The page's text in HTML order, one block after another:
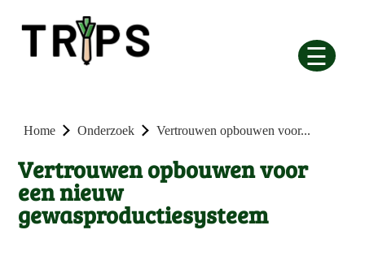
☰
Home Onderzoek Vertrouwen opbouwen voor...
Vertrouwen opbouwen voor
een nieuw
gewasproductiesysteem